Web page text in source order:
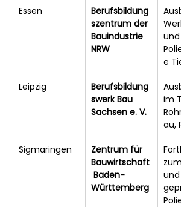
Essen
Berufsbildung
szentrum der
Bauindustrie
NRW
und
e
Leipzig
Berufsbildung
swerk Bau
Sachsen e. V.
im
au,
Sigmaringen
Zentrum für
Bauwirtschaft
Baden-
Württemberg
zum
und
Polier